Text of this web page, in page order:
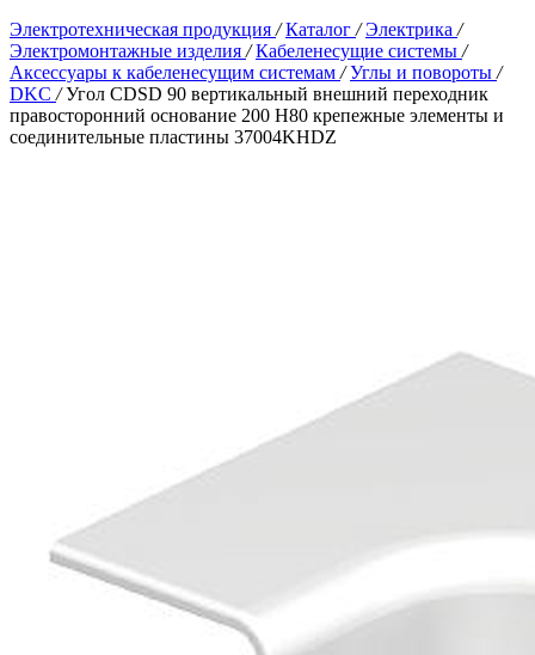
Электротехническая продукция / Каталог / Электрика /
Электромонтажные изделия / Кабеленесущие системы /
Аксессуары к кабеленесущим системам / Углы и повороты /
DKC / Угол CDSD 90 вертикальный внешний переходник
правосторонний основание 200 H80 крепежные элементы и
соединительные пластины 37004KHDZ